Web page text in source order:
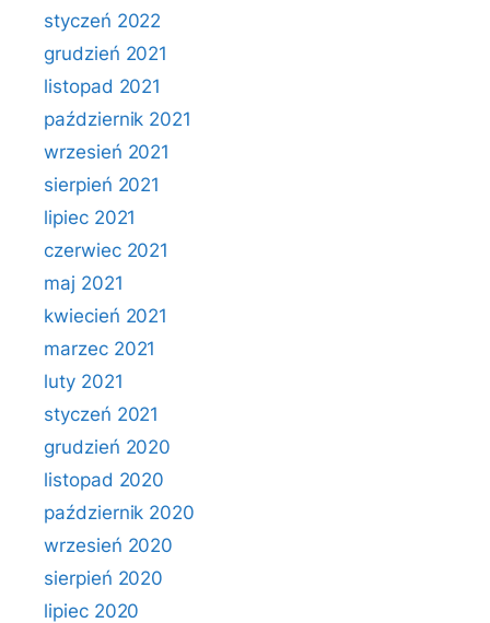
styczeń 2022
grudzień 2021
listopad 2021
październik 2021
wrzesień 2021
sierpień 2021
lipiec 2021
czerwiec 2021
maj 2021
kwiecień 2021
marzec 2021
luty 2021
styczeń 2021
grudzień 2020
listopad 2020
październik 2020
wrzesień 2020
sierpień 2020
lipiec 2020